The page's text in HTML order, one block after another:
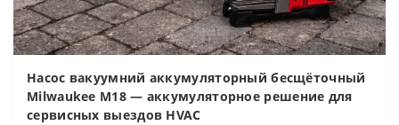
Насос вакуумний аккумуляторный бесщёточный
Milwaukee M18 — аккумуляторное решение для
сервисных выездов HVAC